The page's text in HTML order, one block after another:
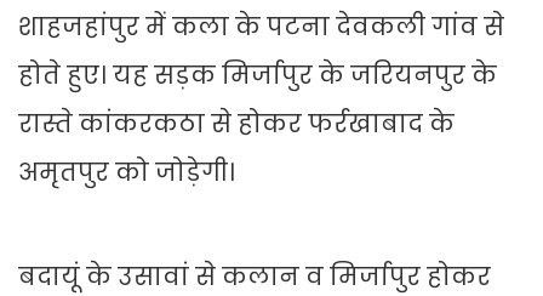
शाहजहांपुर में कला के पटना देवकली गांव से
होते हुए। यह सड़क मिर्जापुर के जरियनपुर के
रास्ते कांकरकठा से होकर फर्रखाबाद के
अमृतपुर को जोड़ेगी।
बदायूं के उसावां से कलान व मिर्जापुर होकर